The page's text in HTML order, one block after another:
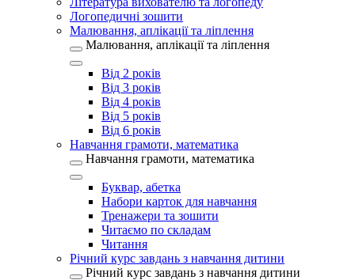
Логопедичні зошити
Малювання, аплікації та ліплення
Малювання, аплікації та ліплення
Від 2 років
Від 3 років
Від 4 років
Від 5 років
Від 6 років
Навчання грамоти, математика
Навчання грамоти, математика
Буквар, абетка
Набори карток для навчання
Тренажери та зошити
Читаємо по складам
Читання
Річний курс завдань з навчання дитини
Річний курс завдань з навчання дитини